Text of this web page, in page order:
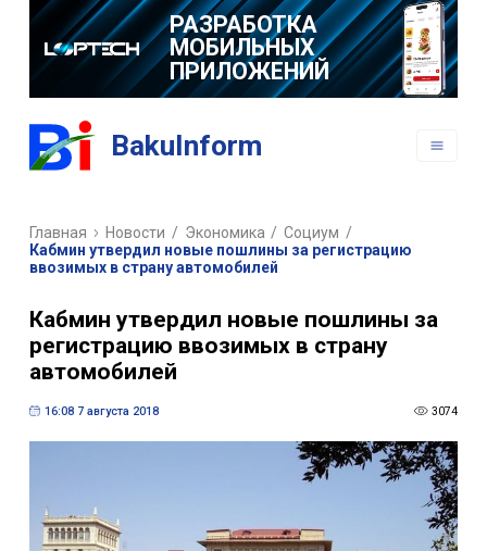
РАЗРАБОТКА
МОБИЛЬНЫХ
ПРИЛОЖЕНИЙ
BakuInform
Главная Новости / Экономика / Социум /
Кабмин утвердил новые пошлины за регистрацию
ввозимых в страну автомобилей
Кабмин утвердил новые пошлины за
регистрацию ввозимых в страну
автомобилей
16:08 7 августа 2018 3074